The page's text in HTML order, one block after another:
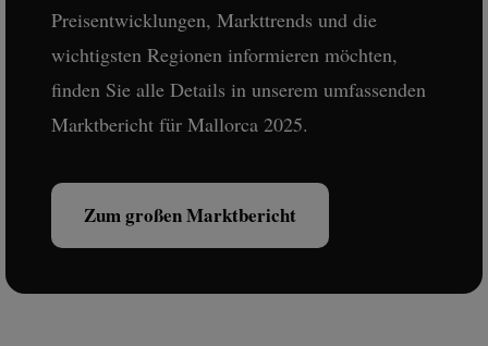
Preisentwicklungen, Markttrends und die
wichtigsten Regionen informieren möchten,
finden Sie alle Details in unserem umfassenden
Marktbericht für Mallorca 2025.
Zum großen Marktbericht